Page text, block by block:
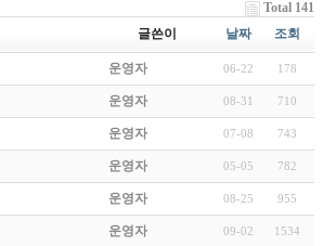
Total 141
글쓴이
날짜 조회
운영자 06-22 178
운영자 08-31 710
운영자 07-08 743
운영자 05-05 782
운영자 08-25 955
운영자 09-02 1534